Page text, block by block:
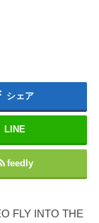
シェア
LINE
feedly
FLY INTO THE